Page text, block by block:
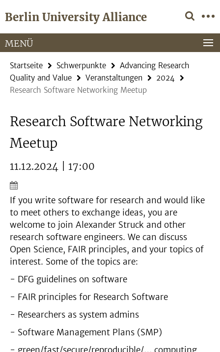
direkt
Inhalt
Berlin University Alliance
Service-
Navigation
MENÜ
Startseite Schwerpunkte
Advancing Research
Quality and Value
Veranstaltungen
2024
Research Software Networking Meetup
Research Software Networking
Meetup
11.12.2024 | 17:00
If you write software for research and would like
to meet others to exchange ideas, you are
welcome to join Alexander Struck and other
research software engineers. We can discuss
Open Science, FAIR principles, and your topics of
interest. Some of the topics are:
- DFG guidelines on software
- FAIR principles for Research Software
- Researchers as system admins
- Software Management Plans (SMP)